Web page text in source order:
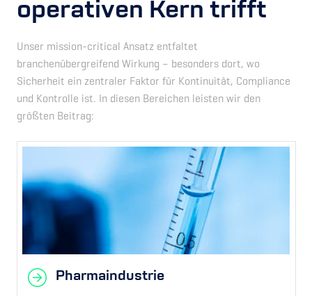
operativen Kern trifft
Unser mission-critical Ansatz entfaltet
branchenübergreifend Wirkung – besonders dort, wo
Sicherheit ein zentraler Faktor für Kontinuität, Compliance
und Kontrolle ist. In diesen Bereichen leisten wir den
größten Beitrag:
Pharmaindustrie